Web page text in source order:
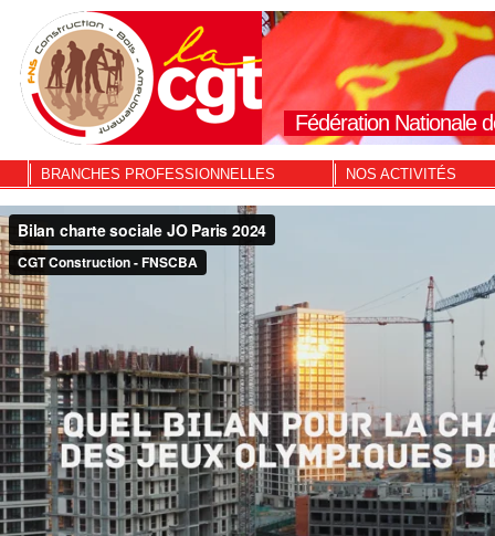
Fédération Nationale
BRANCHES PROFESSIONNELLES NOS ACTIVITÉS